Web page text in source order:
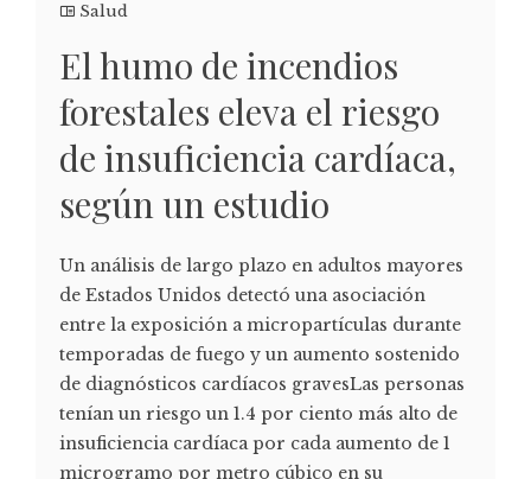
Salud
El humo de incendios
forestales eleva el riesgo
de insuficiencia cardíaca,
según un estudio
Un análisis de largo plazo en adultos mayores
de Estados Unidos detectó una asociación
entre la exposición a micropartículas durante
temporadas de fuego y un aumento sostenido
de diagnósticos cardíacos gravesLas personas
tenían un riesgo un 1.4 por ciento más alto de
insuficiencia cardíaca por cada aumento de 1
microgramo por metro cúbico en su